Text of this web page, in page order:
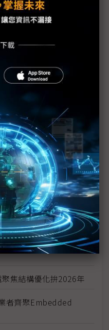
歐系優勢 目標擴大當地
境Embedded World
艦登場 鎖定最高階AIoT
參展數之最 完整供應鏈
發展 應與「章魚」9個
運算生態
World 2026 記憶體
市場 維田樂觀看2026營
焦結構優化拚2026年
者齊聚Embedded